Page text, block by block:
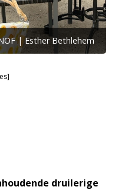
| Esther Bethlehem
druilerige